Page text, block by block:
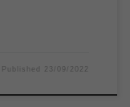
Published 23/09/2022